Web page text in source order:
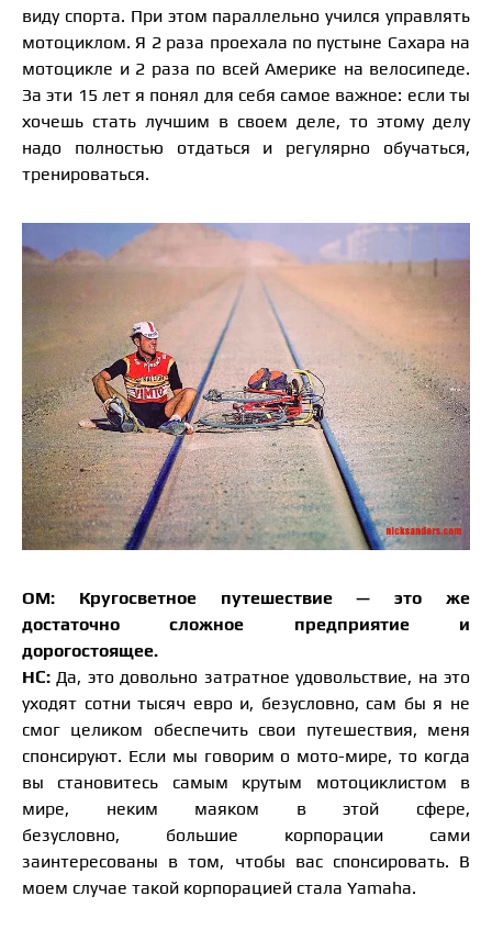
виду спорта. При этом параллельно учился управлять
мотоциклом. Я 2 раза проехала по пустыне Сахара на
мотоцикле и 2 раза по всей Америке на велосипеде.
За эти 15 лет я понял для себя самое важное: если ты
хочешь стать лучшим в своем деле, то этому делу
надо полностью отдаться и регулярно обучаться,
тренироваться.
ОМ: Кругосветное путешествие — это же
достаточно сложное предприятие и
дорогостоящее.
НС: Да, это довольно затратное удовольствие, на это
уходят сотни тысяч евро и, безусловно, сам бы я не
смог целиком обеспечить свои путешествия, меня
спонсируют. Если мы говорим о мото-мире, то когда
вы становитесь самым крутым мотоциклистом в
мире, неким маяком в этой сфере,
безусловно, большие корпорации сами
заинтересованы в том, чтобы вас спонсировать. В
моем случае такой корпорацией стала Yamaha.